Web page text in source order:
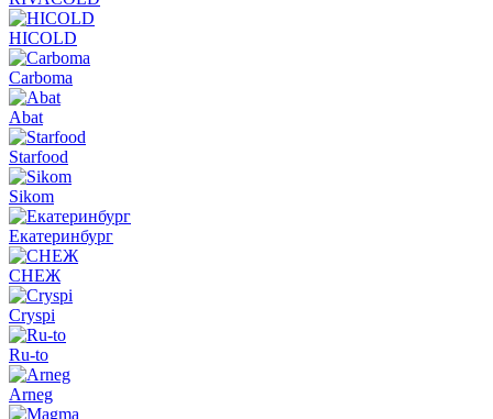
HICOLD
Carboma
Abat
Starfood
Sikom
Екатеринбург
СНЕЖ
Cryspi
Ru-to
Arneg